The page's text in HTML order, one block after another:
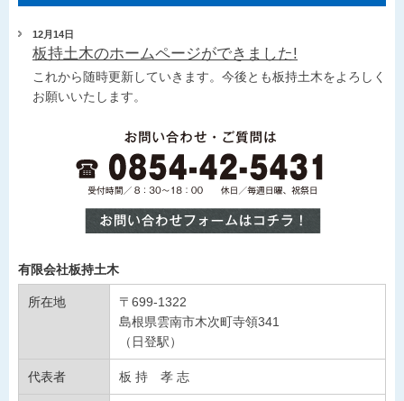
12月14日
板持土木のホームページができました!
これから随時更新していきます。今後とも板持土木をよろしく
お願いいたします。
有限会社板持土木
所在地
〒699-1322
島根県雲南市木次町寺領341
（日登駅）
代表者 板 持 孝 志